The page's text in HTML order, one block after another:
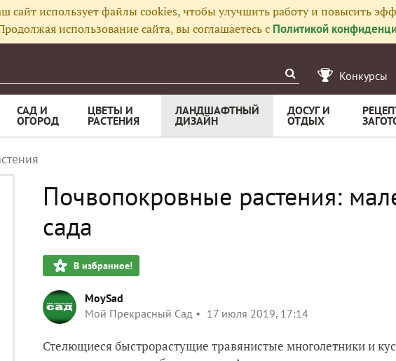
сайт использует файлы cookies, чтобы улучшить работу и повысить
использование сайта, вы соглашаетесь с Политикой
Конкурсы
САД И
ОГОРОД
ЦВЕТЫ И
РАСТЕНИЯ
ЛАНДШАФТНЫЙ
ДИЗАЙН
ДОСУГ И
ОТДЫХ
Почвопокровные растения:
сада
В избранное!
MoySad
Мой Прекрасный Сад
17 июля 2019, 17:14
Стелющиеся быстрорастущие травянистые многолетники и